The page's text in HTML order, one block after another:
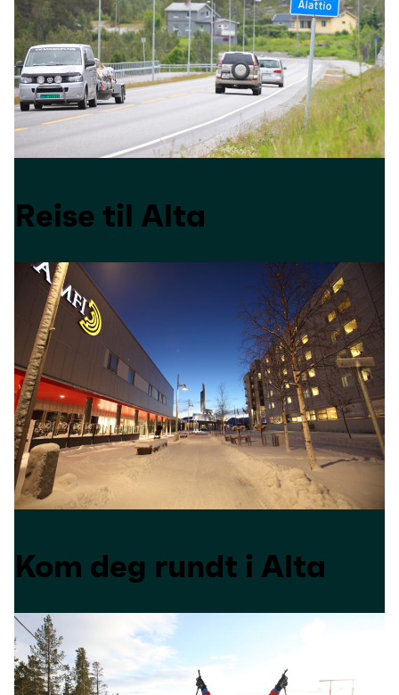
Reise til Alta
Kom deg rundt i Alta